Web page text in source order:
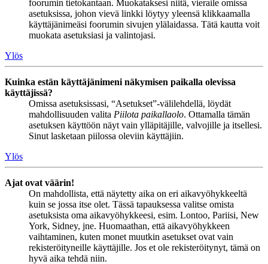
foorumin tietokantaan. Muokataksesi niitä, vieraile omissa
asetuksissa, johon vievä linkki löytyy yleensä klikkaamalla
käyttäjänimeäsi foorumin sivujen ylälaidassa. Tätä kautta voit
muokata asetuksiasi ja valintojasi.
Ylös
Kuinka estän käyttäjänimeni näkymisen paikalla olevissa
käyttäjissä?
Omissa asetuksissasi, “Asetukset”-välilehdellä, löydät
mahdollisuuden valita Piilota paikallaolo. Ottamalla tämän
asetuksen käyttöön näyt vain ylläpitäjille, valvojille ja itsellesi.
Sinut lasketaan piilossa oleviin käyttäjiin.
Ylös
Ajat ovat väärin!
On mahdollista, että näytetty aika on eri aikavyöhykkeeltä
kuin se jossa itse olet. Tässä tapauksessa valitse omista
asetuksista oma aikavyöhykkeesi, esim. Lontoo, Pariisi, New
York, Sidney, jne. Huomaathan, että aikavyöhykkeen
vaihtaminen, kuten monet muutkin asetukset ovat vain
rekisteröityneille käyttäjille. Jos et ole rekisteröitynyt, tämä on
hyvä aika tehdä niin.